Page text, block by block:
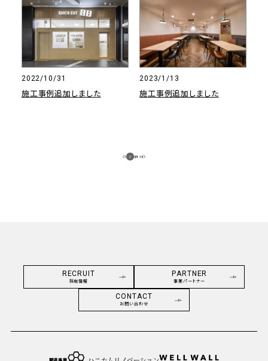
2022/10/31
施工事例追加しました
2023/1/13
施工事例追加しました
1 2 34
/ 18
RECRUIT
採用情報
PARTNER
事業パートナー
CONTACT
お問い合わせ